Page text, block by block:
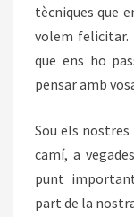
tècniques que
volem felicitar.
que ens ho
pensar amb
Sou els
camí, a
punt
part de la